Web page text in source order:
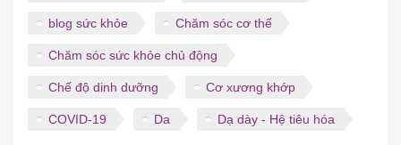
blog sức khỏe Chăm sóc cơ thể
Chăm sóc sức khỏe chủ động
Chế độ dinh dưỡng Cơ xương khớp
COVID-19 Da Dạ dày - Hệ tiêu hóa